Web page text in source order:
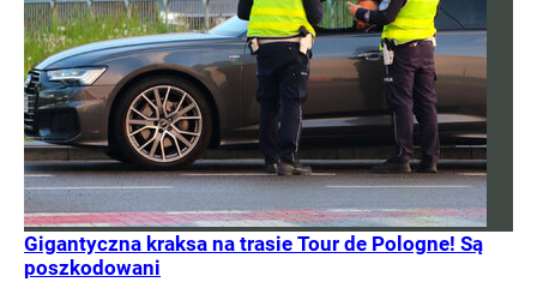
Gigantyczna kraksa na trasie Tour de Pologne! Są
poszkodowani